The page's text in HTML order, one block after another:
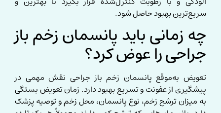
سریع‌ترین بهبود حاصل شود.
چه زمانی باید پانسمان زخم باز
جراحی را عوض کرد؟
تعویض به‌موقع پانسمان زخم باز جراحی نقش مهمی در
پیشگیری از عفونت و تسریع بهبود دارد. زمان تعویض بستگی
به میزان ترشح زخم، نوع پانسمان، محل زخم و توصیه پزشک